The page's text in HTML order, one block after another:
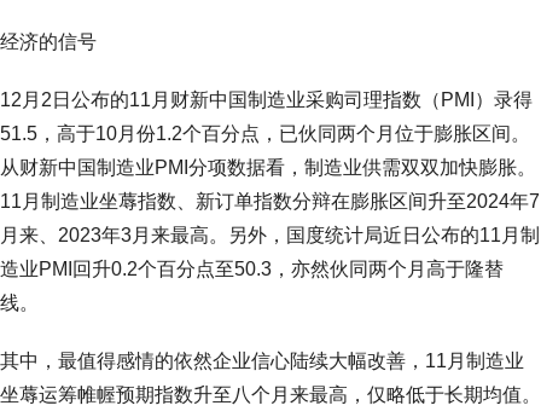
经济的信号
12月2日公布的11月财新中国制造业采购司理指数（PMI）录得
51.5，高于10月份1.2个百分点，已伙同两个月位于膨胀区间。
从财新中国制造业PMI分项数据看，制造业供需双双加快膨胀。
11月制造业坐蓐指数、新订单指数分辩在膨胀区间升至2024年7
月来、2023年3月来最高。另外，国度统计局近日公布的11月制
造业PMI回升0.2个百分点至50.3，亦然伙同两个月高于隆替
线。
其中，最值得感情的依然企业信心陆续大幅改善，11月制造业
坐蓐运筹帷幄预期指数升至八个月来最高，仅略低于长期均值。